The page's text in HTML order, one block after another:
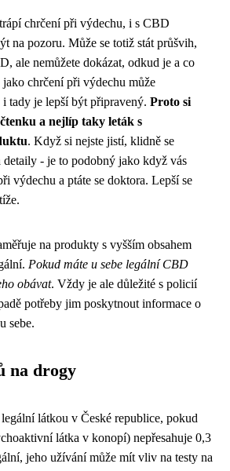
chrčení při výdechu, i s CBD
na pozoru. Může se totiž stát průšvih,
ale nemůžete dokázat, odkud je a co
jako chrčení při výdechu může
tady je lepší být připravený. Proto si
a nejlíp taky leták s
. Když si nejste jistí, klidně se
detaily - je to podobný jako když vás
výdechu a ptáte se doktora. Lepší se
na produkty s vyšším obsahem
Pokud máte u sebe legální CBD
obávat. Vždy je ale důležité s policií
potřeby jim poskytnout informace o
sebe.
na drogy
látkou v České republice, pokud
látka v konopí) nepřesahuje 0,3
jeho užívání může mít vliv na testy na